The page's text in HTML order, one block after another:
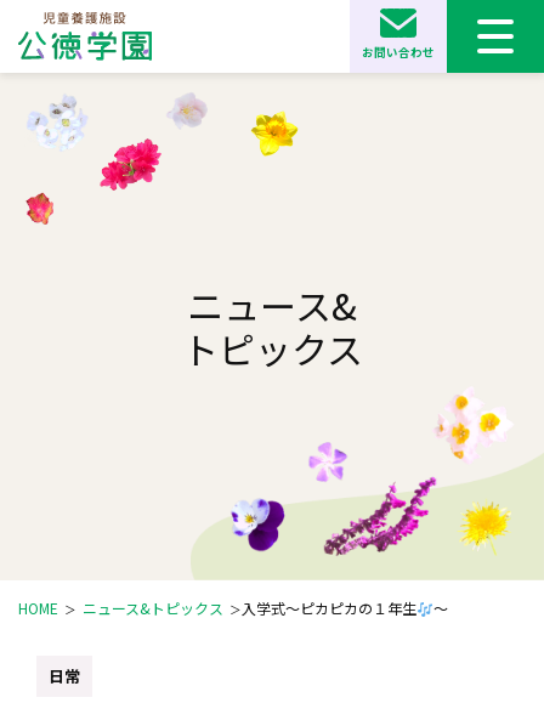
お問い合わせ
ニュース&
トピックス
HOME ニュース&トピックス 入学式～ピカピカの１年生 ～
日常